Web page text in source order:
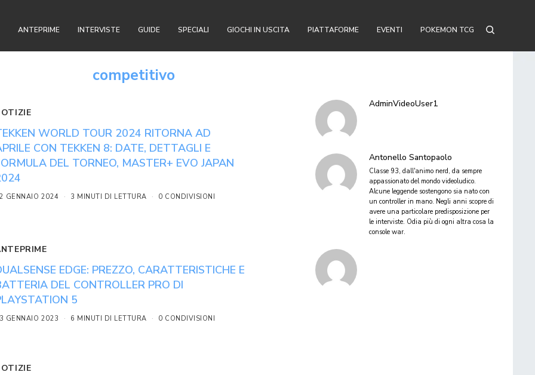
ANTEPRIME INTERVISTE GUIDE SPECIALI GIOCHI IN USCITA PIATTAFORME EVENTI POKEMON TCG
competitivo
WORLD TOUR 2024 RITORNA AD
CON TEKKEN 8: DATE, DETTAGLI E
DEL TORNEO, MASTER+ EVO JAPAN
GENNAIO 2024 3 MINUTI DI LETTURA 0 CONDIVISIONI
EDGE: PREZZO, CARATTERISTICHE E
DEL CONTROLLER PRO DI
5
GENNAIO 2023 6 MINUTI DI LETTURA 0 CONDIVISIONI
AdminVideoUser1
Antonello Santopaolo
Classe 93, dall'animo nerd, da sempre
appassionato del mondo videoludico.
Alcune leggende sostengono sia nato con
un controller in mano. Negli anni scopre di
avere una particolare predisposizione per
le interviste. Odia più di ogni altra cosa la
console war.